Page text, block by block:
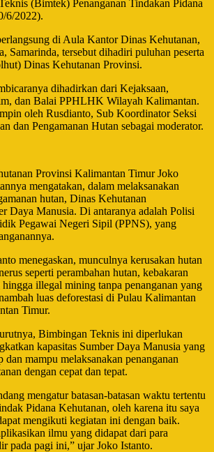
(Bimtek) Penanganan Tindakan Pidana
6/2022).
di Aula Kantor Dinas Kehutanan,
Samarinda, tersebut dihadiri puluhan peserta
Dinas Kehutanan Provinsi.
dihadirkan dari Kejaksaan,
dan Balai PPHLHK Wilayah Kalimantan.
oleh Rusdianto, Sub Koordinator Seksi
dan Pengamanan Hutan sebagai moderator.
Provinsi Kalimantan Timur Joko
mengatakan, dalam melaksanakan
hutan, Dinas Kehutanan
Daya Manusia. Di antaranya adalah Polisi
Pegawai Negeri Sipil (PPNS), yang
menegaskan, munculnya kerusakan hutan
seperti perambahan hutan, kebakaran
illegal mining tanpa penanganan yang
luas deforestasi di Pulau Kalimantan
Timur.
Bimbingan Teknis ini diperlukan
kapasitas Sumber Daya Manusia yang
dan mampu melaksanakan penanganan
dengan cepat dan tepat.
mengatur batasan-batasan waktu tertentu
Pidana Kehutanan, oleh karena itu saya
mengikuti kegiatan ini dengan baik.
ilmu yang didapat dari para
pada pagi ini,” ujar Joko Istanto.